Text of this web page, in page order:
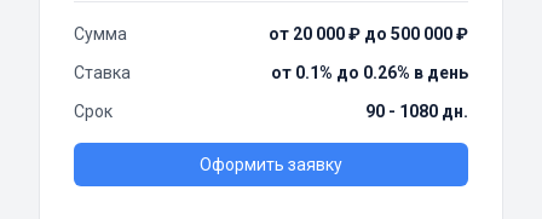
Сумма
от 20 000 ₽ до 500 000 ₽
Ставка
от 0.1% до 0.26% в день
Срок
90 - 1080 дн.
Оформить заявку